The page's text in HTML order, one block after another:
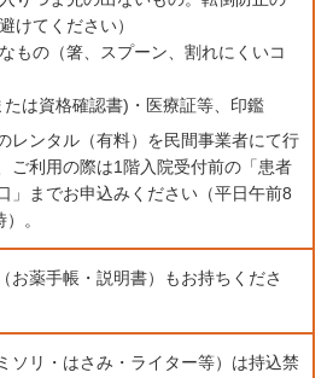
けてください）
もの（箸、スプーン、割れにくいコ
は資格確認書)・医療証等、印鑑
レンタル（有料）を民間事業者にて行
ご利用の際は1階入院受付前の「患者
」までお申込みください（平日午前8
。
お薬手帳・説明書）もお持ちくださ
ソリ・はさみ・ライター等）は持込禁